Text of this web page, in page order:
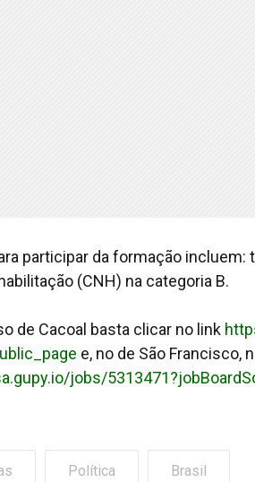
participar da formação incluem:
(CNH) na categoria B.
de Cacoal basta clicar no link
e, no de São Francisco,
jobs/
Política Brasil